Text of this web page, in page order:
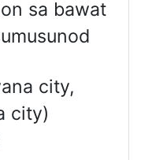
sa bawat
city,
city)